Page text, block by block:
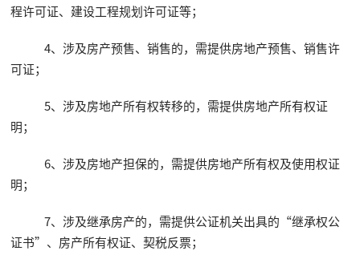
程许可证、建设工程规划许可证等；
4、涉及房产预售、销售的，需提供房地产预售、销售许
可证；
5、涉及房地产所有权转移的，需提供房地产所有权证
明；
6、涉及房地产担保的，需提供房地产所有权及使用权证
明；
7、涉及继承房产的，需提供公证机关出具的“继承权公
证书”、房产所有权证、契税反票；